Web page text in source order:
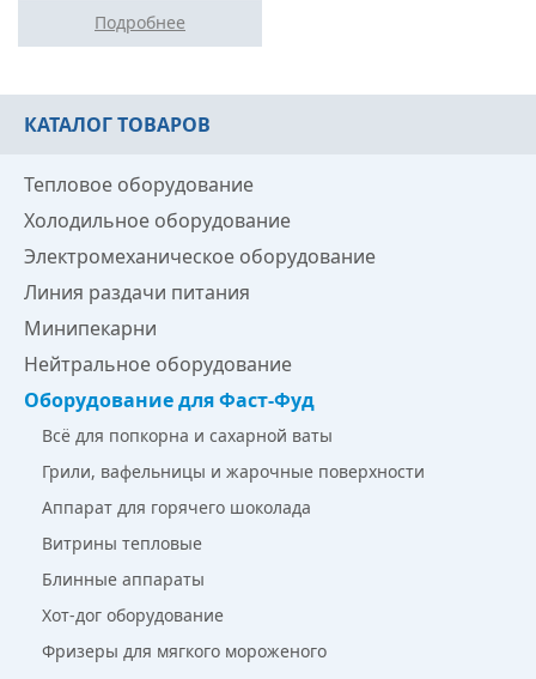
Подробнее
КАТАЛОГ ТОВАРОВ
Тепловое оборудование
Холодильное оборудование
Электромеханическое оборудование
Линия раздачи питания
Минипекарни
Нейтральное оборудование
Оборудование для Фаст-Фуд
Всё для попкорна и сахарной ваты
Грили, вафельницы и жарочные поверхности
Аппарат для горячего шоколада
Витрины тепловые
Блинные аппараты
Хот-дог оборудование
Фризеры для мягкого мороженого